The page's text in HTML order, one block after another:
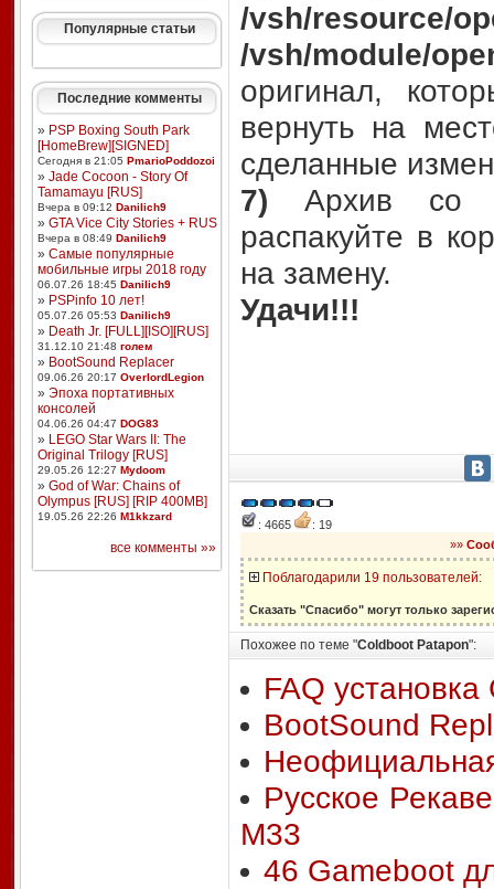
Популярные статьи
Последние комменты
» PSP Boxing South Park
[HomeBrew][SIGNED]
Сегодня в 21:05 PmarioPoddozoi
» Jade Cocoon - Story Of
Tamamayu [RUS]
Вчера в 09:12 Danilich9
» GTA Vice City Stories + RUS
Вчера в 08:49 Danilich9
» Самые популярные
мобильные игры 2018 году
06.07.26 18:45 Danilich9
» PSPinfo 10 лет!
05.07.26 05:53 Danilich9
» Death Jr. [FULL][ISO][RUS]
31.12.10 21:48 голем
» BootSound Replacer
09.06.26 20:17 OverlordLegion
» Эпоха портативных
консолей
04.06.26 04:47 DOG83
» LEGO Star Wars II: The
Original Trilogy [RUS]
29.05.26 12:27 Mydoom
» God of War: Chains of
Olympus [RUS] [RIP 400MB]
19.05.26 22:26 M1kkzard
все комменты »»
/vsh/resource/
/vsh/module/
оригинал,
вернуть на
сделанные
7) Архив со
распакуйте в
на замену.
Удачи!!!
: 4665
: 19
»»
Поблагодарили 19 пользователей:
Сказать "Спасибо" могут только
Похожее по теме "Coldboot Patapon":
FAQ
BootSound
Русское
M33
46 Gameboot